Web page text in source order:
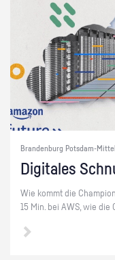
Brandenburg Potsdam-
Di­gi­ta­les
Wie kommt die
15 Min. bei AWS, wie